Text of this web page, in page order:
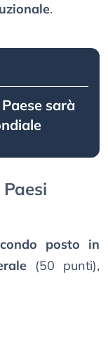
.
sarà
posto in
(50 punti),